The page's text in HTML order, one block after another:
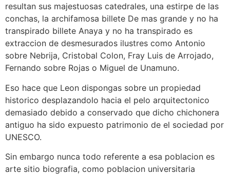
resultan sus majestuosas catedrales, una estirpe de las
conchas, la archifamosa billete De mas grande y no ha
transpirado billete Anaya y no ha transpirado es
extraccion de desmesurados ilustres como Antonio
sobre Nebrija, Cristobal Colon, Fray Luis de Arrojado,
Fernando sobre Rojas o Miguel de Unamuno.
Eso hace que Leon dispongas sobre un propiedad
historico desplazandolo hacia el pelo arquitectonico
demasiado debido a conservado que dicho chichonera
antiguo ha sido expuesto patrimonio de el sociedad por
UNESCO.
Sin embargo nunca todo referente a esa poblacion es
arte sitio biografia, como poblacion universitaria